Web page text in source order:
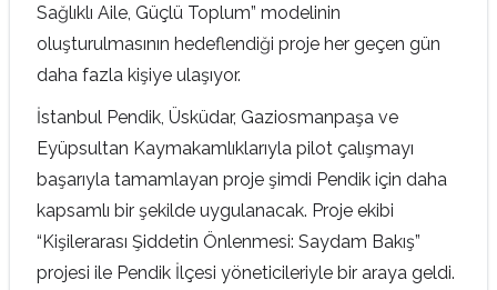
Sağlıklı Aile, Güçlü Toplum” modelinin
oluşturulmasının hedeflendiği proje her geçen gün
daha fazla kişiye ulaşıyor.
İstanbul Pendik, Üsküdar, Gaziosmanpaşa ve
Eyüpsultan Kaymakamlıklarıyla pilot çalışmayı
başarıyla tamamlayan proje şimdi Pendik için daha
kapsamlı bir şekilde uygulanacak. Proje ekibi
“Kişilerarası Şiddetin Önlenmesi: Saydam Bakış”
projesi ile Pendik İlçesi yöneticileriyle bir araya geldi.